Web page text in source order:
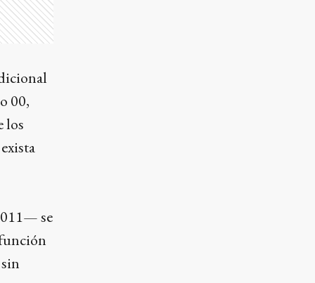
00,
los
se